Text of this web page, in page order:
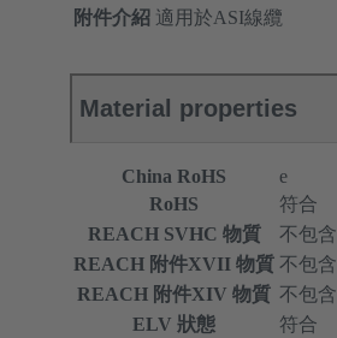
附件介紹 適用於ASI線纜
Material properties
China RoHS
e
RoHS
符合
REACH SVHC 物質
不包含
REACH 附件XVII 物質 不包含
REACH 附件XIV 物質 不包含
ELV 狀態
符合